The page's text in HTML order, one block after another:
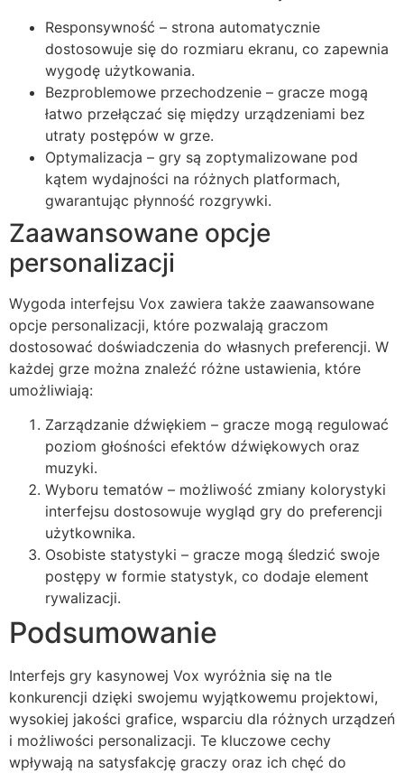
Responsywność – strona automatycznie
dostosowuje się do rozmiaru ekranu, co zapewnia
wygodę użytkowania.
Bezproblemowe przechodzenie – gracze mogą
łatwo przełączać się między urządzeniami bez
utraty postępów w grze.
Optymalizacja – gry są zoptymalizowane pod
kątem wydajności na różnych platformach,
gwarantując płynność rozgrywki.
Zaawansowane opcje
personalizacji
Wygoda interfejsu Vox zawiera także zaawansowane
opcje personalizacji, które pozwalają graczom
dostosować doświadczenia do własnych preferencji. W
każdej grze można znaleźć różne ustawienia, które
umożliwiają:
Zarządzanie dźwiękiem – gracze mogą regulować
poziom głośności efektów dźwiękowych oraz
muzyki.
Wyboru tematów – możliwość zmiany kolorystyki
interfejsu dostosowuje wygląd gry do preferencji
użytkownika.
Osobiste statystyki – gracze mogą śledzić swoje
postępy w formie statystyk, co dodaje element
rywalizacji.
Podsumowanie
Interfejs gry kasynowej Vox wyróżnia się na tle
konkurencji dzięki swojemu wyjątkowemu projektowi,
wysokiej jakości grafice, wsparciu dla różnych urządzeń
i możliwości personalizacji. Te kluczowe cechy
wpływają na satysfakcję graczy oraz ich chęć do